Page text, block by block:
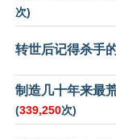
次)
转世后记得杀手
制造几十年来最
(339,250次)